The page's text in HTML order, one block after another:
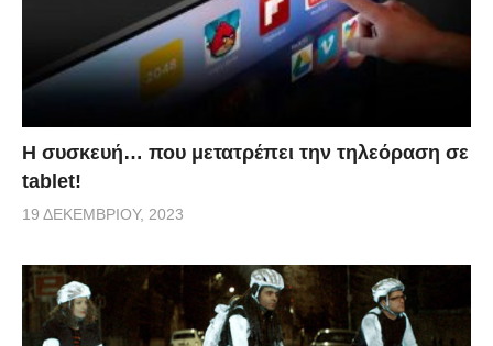
Η συσκευή… που μετατρέπει την τηλεόραση σε
tablet!
19 ΔΕΚΕΜΒΡΊΟΥ, 2023